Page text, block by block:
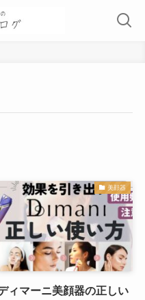
美顔器
ィマーニ美顔器の正しい